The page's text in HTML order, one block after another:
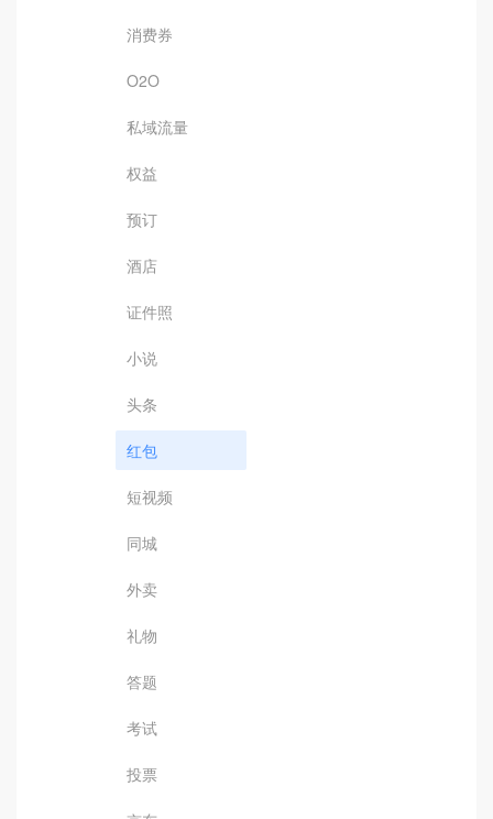
消费券
O2O
私域流量
权益
预订
酒店
证件照
小说
头条
红包
短视频
同城
外卖
礼物
答题
考试
投票